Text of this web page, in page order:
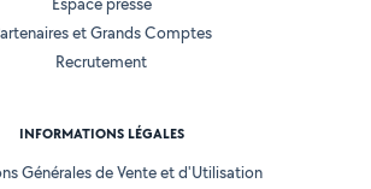
et Grands Comptes
Recrutement
INFORMATIONS LÉGALES
Générales de Vente et d'Utilisation